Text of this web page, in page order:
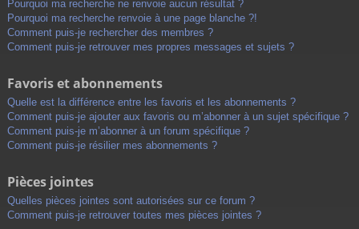
Pourquoi ma recherche ne renvoie aucun résultat ?
Pourquoi ma recherche renvoie à une page blanche ?!
Comment puis-je rechercher des membres ?
Comment puis-je retrouver mes propres messages et sujets ?
Favoris et abonnements
Quelle est la différence entre les favoris et les abonnements ?
Comment puis-je ajouter aux favoris ou m’abonner à un sujet spécifique ?
Comment puis-je m’abonner à un forum spécifique ?
Comment puis-je résilier mes abonnements ?
Pièces jointes
Quelles pièces jointes sont autorisées sur ce forum ?
Comment puis-je retrouver toutes mes pièces jointes ?